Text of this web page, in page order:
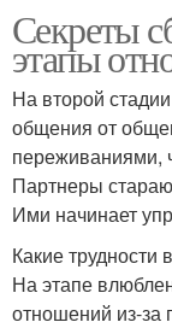
Секреты
этапы
На второй
общения от
переживаниями,
Партнеры
Ими начинает
Какие трудности
На этапе
отношений из-за